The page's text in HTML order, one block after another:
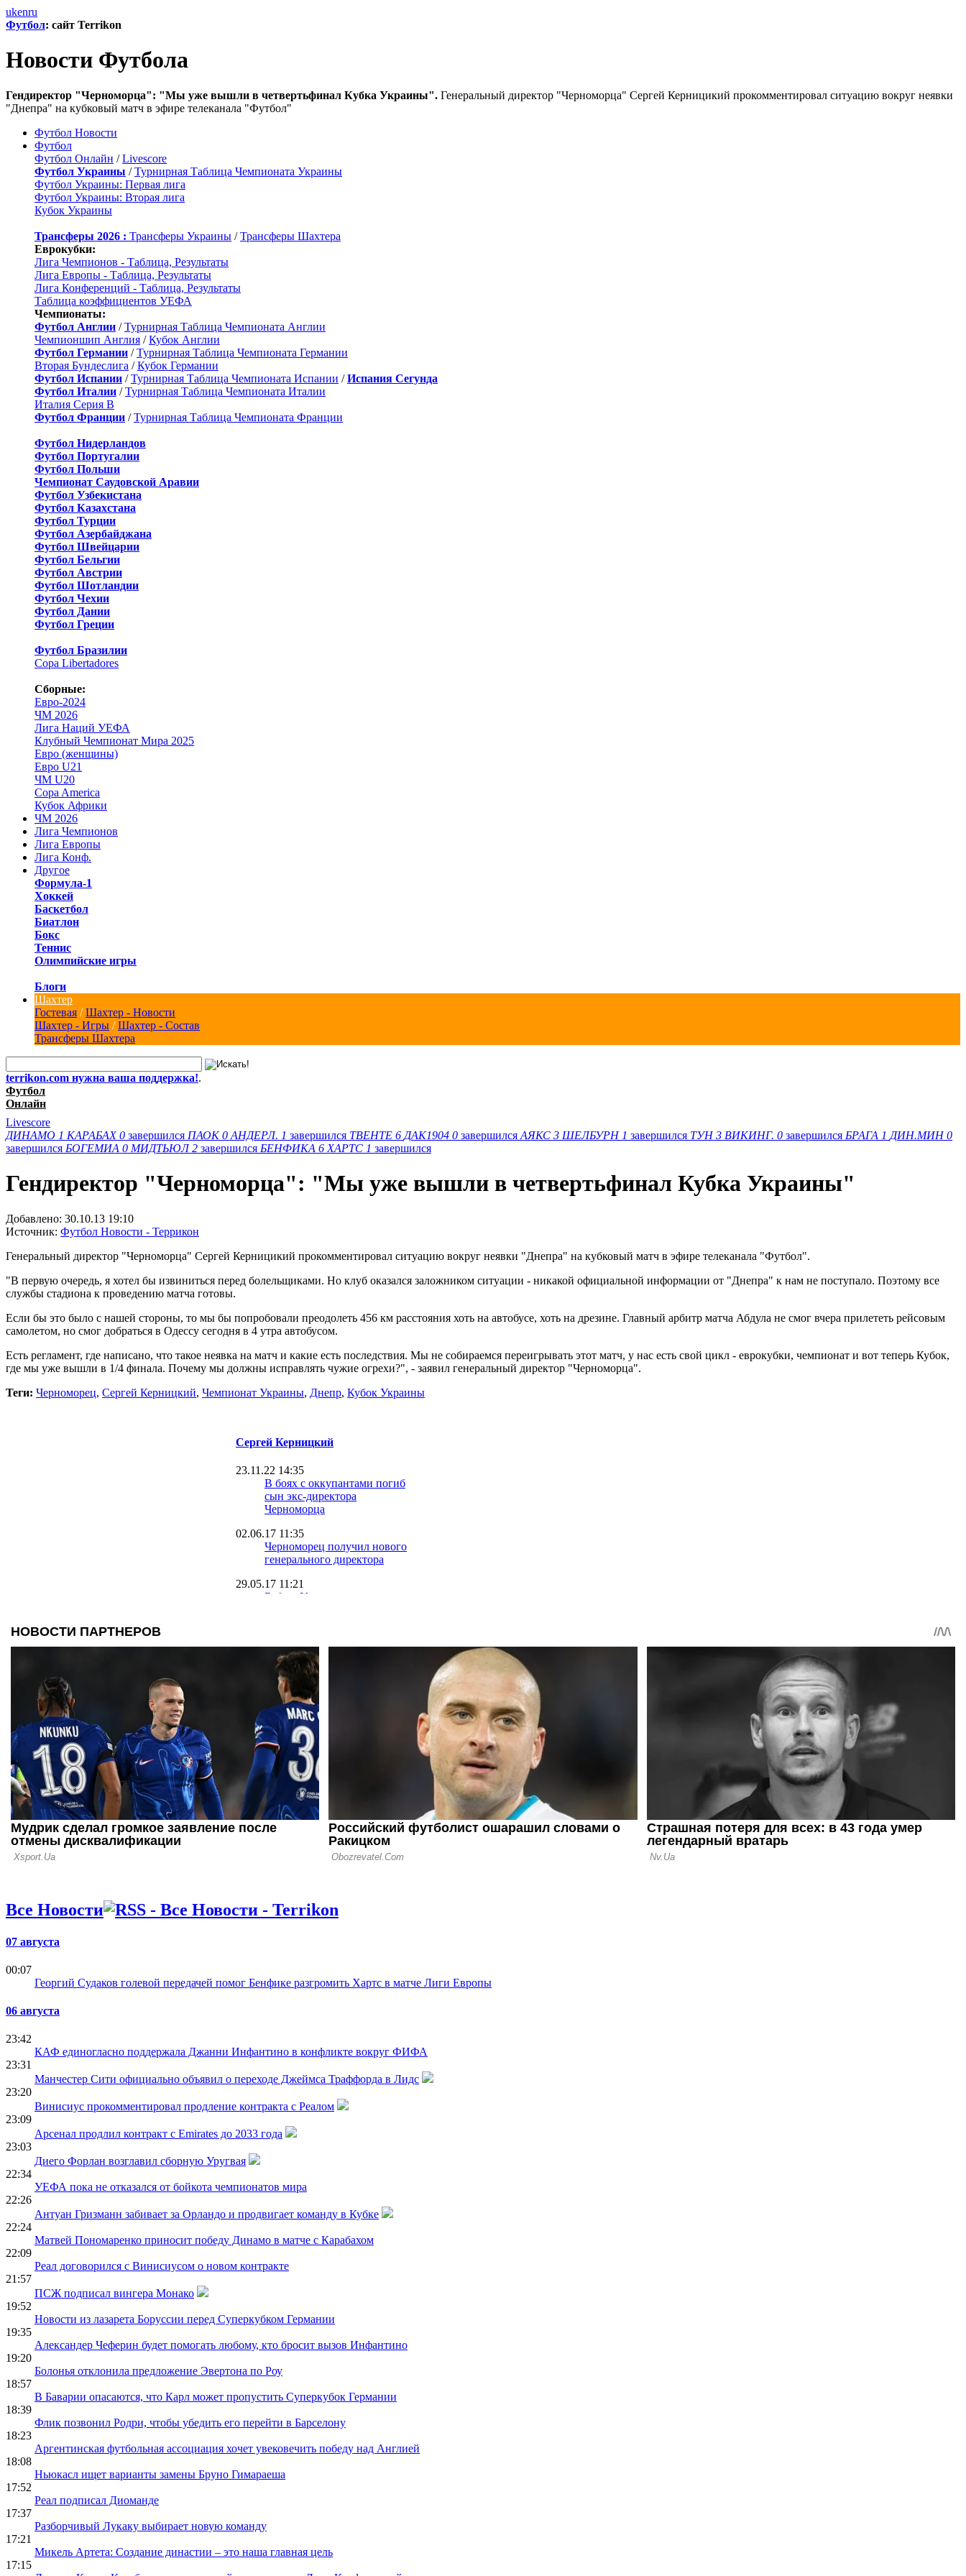
ukenru
Футбол: сайт Terrikon
Новости Футбола
Гендиректор "Черноморца": "Мы уже вышли в четвертьфинал Кубка Украины". Генеральный директор "Черноморца" Сергей Керницикий прокомментировал ситуацию вокруг неявки
"Днепра" на кубковый матч в эфире телеканала "Футбол"
Футбол Новости
Футбол
Футбол Онлайн /Livescore
Футбол Украины /Турнирная Таблица Чемпионата Украины
Футбол Украины: Первая лига
Футбол Украины: Вторая лига
Кубок Украины
Трансферы 2026 : Трансферы Украины /Трансферы Шахтера
Еврокубки:
Лига Чемпионов - Таблица, Результаты
Лига Европы - Таблица, Результаты
Лига Конференций - Таблица, Результаты
Таблица коэффициентов УЕФА
Чемпионаты:
Футбол Англии /Турнирная Таблица Чемпионата Англии
Чемпионшип Англия /Кубок Англии
Футбол Германии /Турнирная Таблица Чемпионата Германии
Вторая Бундеслига /Кубок Германии
Футбол Испании /Турнирная Таблица Чемпионата Испании /Испания Сегунда
Футбол Италии /Турнирная Таблица Чемпионата Италии
Италия Серия B
Футбол Франции /Турнирная Таблица Чемпионата Франции
Футбол Нидерландов
Футбол Португалии
Футбол Польши
Чемпионат Саудовской Аравии
Футбол Узбекистана
Футбол Казахстана
Футбол Турции
Футбол Азербайджана
Футбол Швейцарии
Футбол Бельгии
Футбол Австрии
Футбол Шотландии
Футбол Чехии
Футбол Дании
Футбол Греции
Футбол Бразилии
Copa Libertadores
Сборные:
Евро-2024
ЧМ 2026
Лига Наций УЕФА
Клубный Чемпионат Мира 2025
Евро (женщины)
Евро U21
ЧМ U20
Copa America
Кубок Африки
ЧМ 2026
Лига Чемпионов
Лига Европы
Лига Конф.
Другое
Формула-1
Хоккей
Баскетбол
Биатлон
Бокс
Теннис
Олимпийские игры
Блоги
Шахтер
Гостевая /Шахтер - Новости
Шахтер - Игры /Шахтер - Состав
Трансферы Шахтера
terrikon.com нужна ваша поддержка!.
Футбол
Онлайн
Livescore
ДИНАМО 1 КАРАБАХ 0 завершился ПАОК 0 АНДЕРЛ. 1 завершился ТВЕНТЕ 6 ДАК1904 0 завершился АЯКС 3 ШЕЛБУРН 1 завершился ТУН 3 ВИКИНГ. 0 завершился БРАГА 1 ДИН.МИН 0
завершился БОГЕМИА 0 МИДТЬЮЛ 2 завершился БЕНФИКА 6 ХАРТС 1 завершился
Гендиректор "Черноморца": "Мы уже вышли в четвертьфинал Кубка Украины"
Добавлено: 30.10.13 19:10
Источник: Футбол Новости - Террикон
Генеральный директор "Черноморца" Сергей Керницикий прокомментировал ситуацию вокруг неявки "Днепра" на кубковый матч в эфире телеканала "Футбол".
"В первую очередь, я хотел бы извиниться перед болельщиками. Но клуб оказался заложником ситуации - никакой официальной информации от "Днепра" к нам не поступало. Поэтому все
службы стадиона к проведению матча готовы.
Если бы это было с нашей стороны, то мы бы попробовали преодолеть 456 км расстояния хоть на автобусе, хоть на дрезине. Главный арбитр матча Абдула не смог вчера прилететь рейсовым
самолетом, но смог добраться в Одессу сегодня в 4 утра автобусом.
Есть регламент, где написано, что такое неявка на матч и какие есть последствия. Мы не собираемся переигрывать этот матч, у нас есть свой цикл - еврокубки, чемпионат и вот теперь Кубок,
где мы уже вышли в 1/4 финала. Почему мы должны исправлять чужие огрехи?", - заявил генеральный директор "Черноморца".
Теги: Черноморец, Сергей Керницкий, Чемпионат Украины, Днепр, Кубок Украины
Сергей Керницкий
23.11.22 14:35
В боях с оккупантами погиб
сын экс-директора
Черноморца
02.06.17 11:35
Черноморец получил нового
генерального директора
29.05.17 11:21
Бабич: Увольнение
15.05.17 10:07
Сергей Керницкий: Никаких
запретов на проведение игр
в Одессе не было
12.04.17 16:00
Сергей Керницкий: В
контракте Хочолавы была
специальная опция
Все Новости
07 августа
00:07
Георгий Судаков голевой передачей помог Бенфике разгромить Хартс в матче Лиги Европы
06 августа
23:42
КАФ единогласно поддержала Джанни Инфантино в конфликте вокруг ФИФА
23:31
Манчестер Сити официально объявил о переходе Джеймса Траффорда в Лидс
23:20
Винисиус прокомментировал продление контракта с Реалом
23:09
Арсенал продлил контракт с Emirates до 2033 года
23:03
Диего Форлан возглавил сборную Уругвая
22:34
УЕФА пока не отказался от бойкота чемпионатов мира
22:26
Антуан Гризманн забивает за Орландо и продвигает команду в Кубке
22:24
Матвей Пономаренко приносит победу Динамо в матче с Карабахом
22:09
Реал договорился с Винисиусом о новом контракте
21:57
ПСЖ подписал вингера Монако
19:52
Новости из лазарета Боруссии перед Суперкубком Германии
19:35
Александер Чеферин будет помогать любому, кто бросит вызов Инфантино
19:20
Болонья отклонила предложение Эвертона по Роу
18:57
В Баварии опасаются, что Карл может пропустить Суперкубок Германии
18:39
Флик позвонил Родри, чтобы убедить его перейти в Барселону
18:23
Аргентинская футбольная ассоциация хочет увековечить победу над Англией
18:08
Ньюкасл ищет варианты замены Бруно Гимараеша
17:52
Реал подписал Диоманде
17:37
Разборчивый Лукаку выбирает новую команду
17:21
Микель Артета: Создание династии – это наша главная цель
17:15